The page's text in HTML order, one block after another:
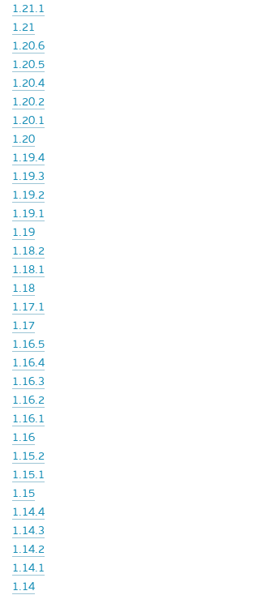
1.21.1
1.21
1.20.6
1.20.5
1.20.4
1.20.2
1.20.1
1.20
1.19.4
1.19.3
1.19.2
1.19.1
1.19
1.18.2
1.18.1
1.18
1.17.1
1.17
1.16.5
1.16.4
1.16.3
1.16.2
1.16.1
1.16
1.15.2
1.15.1
1.15
1.14.4
1.14.3
1.14.2
1.14.1
1.14